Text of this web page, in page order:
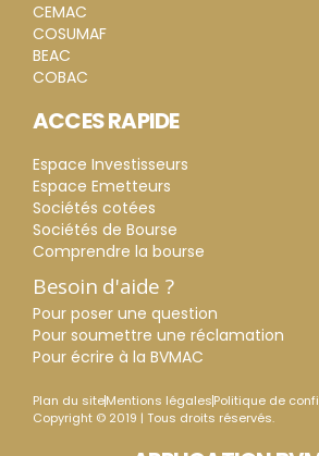
CEMAC
COSUMAF
BEAC
COBAC
ACCES RAPIDE
Espace Investisseurs
Espace Emetteurs
Sociétés cotées
Sociétés de Bourse
Comprendre la bourse
Besoin d'aide ?
Pour poser une question
Pour soumettre une réclamation
Pour écrire à la BVMAC
Plan du siteMentions légalesPolitique de
Copyright © 2019 | Tous droits réservés.